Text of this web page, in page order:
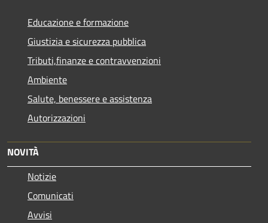
Educazione e formazione
Giustizia e sicurezza pubblica
Tributi,finanze e contravvenzioni
Ambiente
Salute, benessere e assistenza
Autorizzazioni
NOVITÀ
Notizie
Comunicati
Avvisi